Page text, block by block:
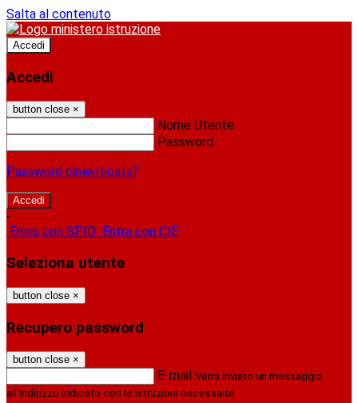
Salta al contenuto
Accedi
Accedi
button close ×
Nome Utente
Password
Password dimenticata?
-
Entra con SPID Entra con CIE
Seleziona utente
button close ×
Recupero password
button close ×
E-mail Verrà inviato un messaggio
all'indirizzo indicato con le istruzioni necessarie.